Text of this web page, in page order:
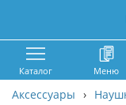
Каталог Меню
Аксессуары ›